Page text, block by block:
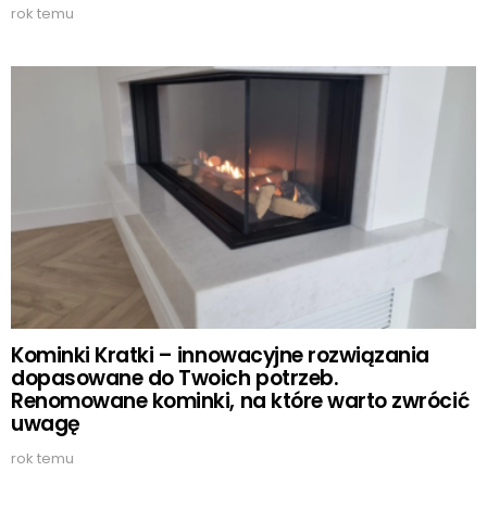
rok temu
Kominki Kratki – innowacyjne rozwiązania
dopasowane do Twoich potrzeb.
Renomowane kominki, na które warto zwrócić
uwagę
rok temu